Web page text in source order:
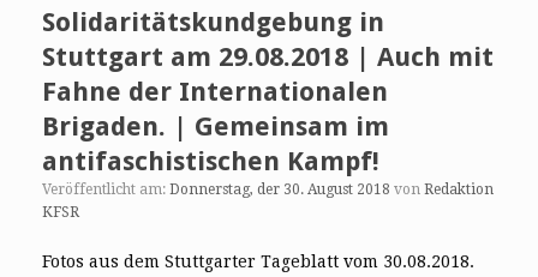
Solidaritätskundgebung in
Stuttgart am 29.08.2018 | Auch mit
Fahne der Internationalen
Brigaden. | Gemeinsam im
antifaschistischen Kampf!
Veröffentlicht am: Donnerstag, der 30. August 2018 von Redaktion
KFSR
Fotos aus dem Stuttgarter Tageblatt vom 30.08.2018.